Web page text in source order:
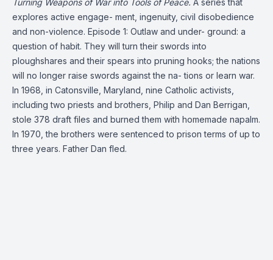
Turning Weapons of War into Tools of Peace. A series that
explores active engage- ment, ingenuity, civil disobedience
and non-violence. Episode 1: Outlaw and under- ground: a
question of habit. They will turn their swords into
ploughshares and their spears into pruning hooks; the nations
will no longer raise swords against the na- tions or learn war.
In 1968, in Catonsville, Maryland, nine Catholic activists,
including two priests and brothers, Philip and Dan Berrigan,
stole 378 draft files and burned them with homemade napalm.
In 1970, the brothers were sentenced to prison terms of up to
three years. Father Dan fled.